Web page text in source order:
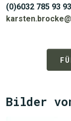
(0)6032 785 93
Bilder